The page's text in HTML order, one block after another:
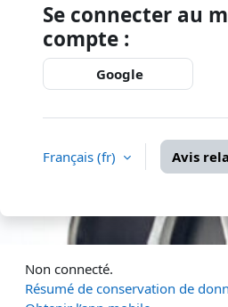
Se connecter au
compte :
Google
Français ‎(fr)‎ Avis
Non connecté.
Résumé de conservation de